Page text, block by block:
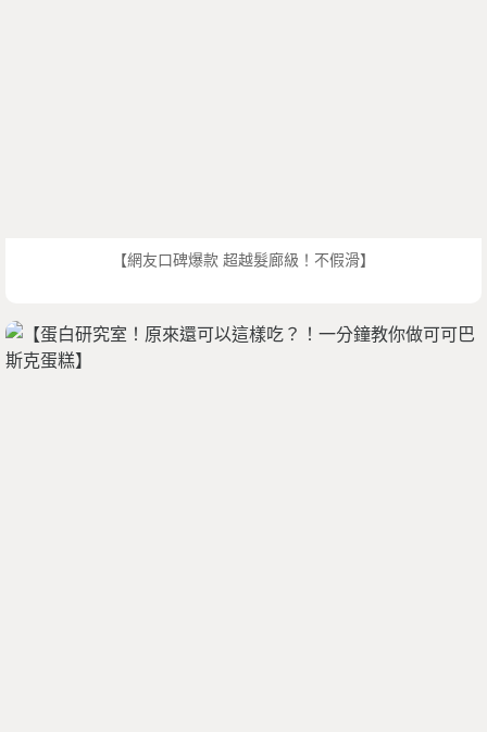
【網友口碑爆款 超越髮廊級！不假滑】